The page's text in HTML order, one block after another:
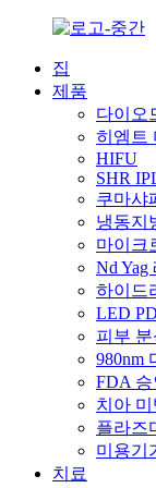
집
제품
다이오
히엠트
HIFU
SHR
쿠마샤
냉동지
마이크
Nd Yag
하이드
LED
피부 분
980nm
FDA 승
치아 미
플라즈
미용기
치료